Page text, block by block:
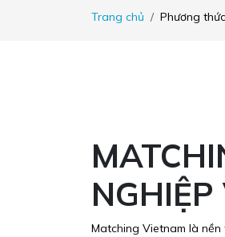
Trang chủ Phương
Matching Vietnam là